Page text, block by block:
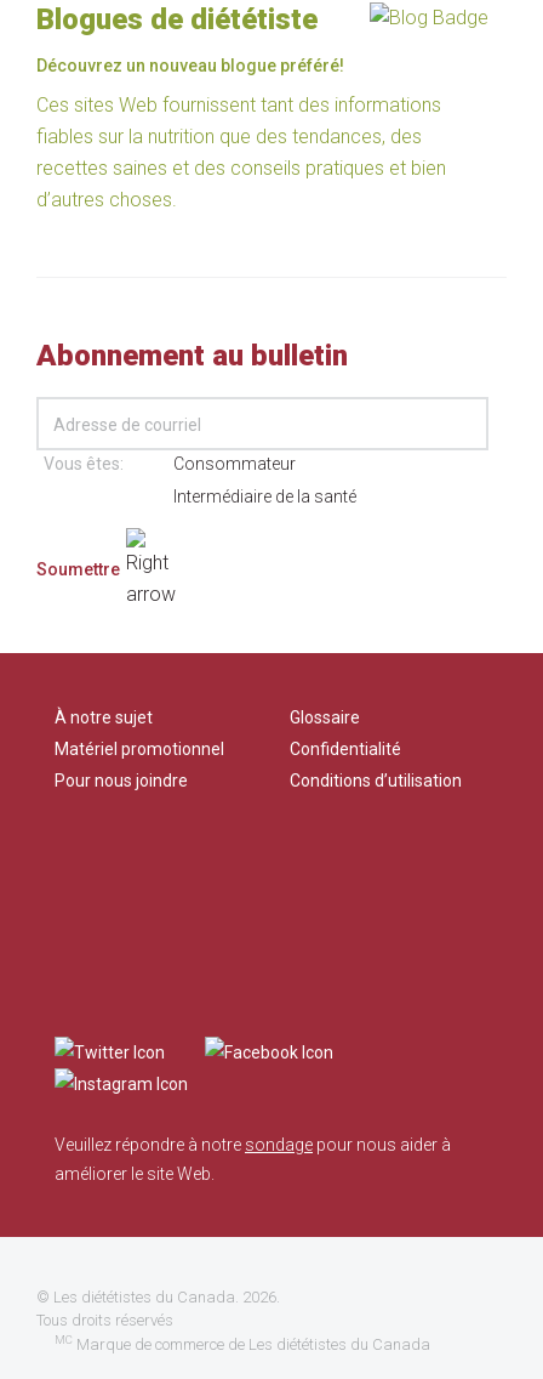
Blogues de diététiste
Découvrez un nouveau blogue préféré!
Ces sites Web fournissent tant des informations
fiables sur la nutrition que des tendances, des
recettes saines et des conseils pratiques et bien
d’autres choses.
Abonnement au bulletin
Vous êtes:
Consommateur
Intermédiaire de la santé
À notre sujet
Matériel promotionnel
Pour nous joindre
Glossaire
Confidentialité
Conditions d’utilisation
Veuillez répondre à notre sondage pour nous aider à
améliorer le site Web.
© Les diététistes du Canada . 2026.
Tous droits réservés
MC Marque de commerce de Les diététistes du Canada